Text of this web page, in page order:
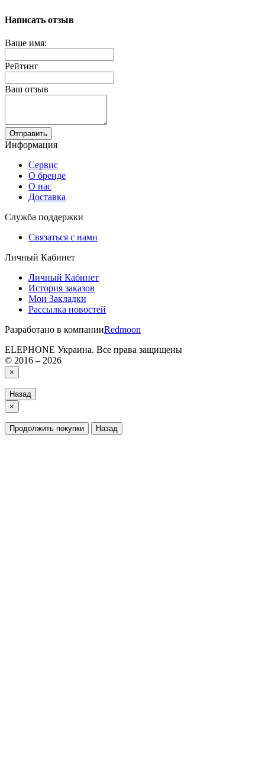
Написать отзыв
Ваше имя:
Рейтинг
Ваш отзыв
Отправить
Информация
Сервис
О бренде
О нас
Доставка
Служба поддержки
Связаться с нами
Личный Кабинет
Личный Кабинет
История заказов
Мои Закладки
Рассылка новостей
Разработано в компанииRedmoon
ELEPHONE Украина. Все права защищены
© 2016 – 2026
×
Назад
×
Продолжить покупки Назад